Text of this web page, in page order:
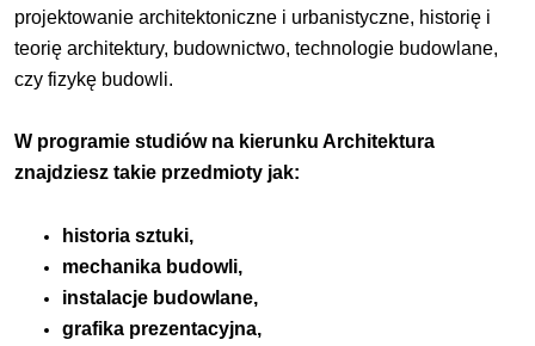
projektowanie architektoniczne i urbanistyczne, historię i
teorię architektury, budownictwo, technologie budowlane,
czy fizykę budowli.
W programie studiów na kierunku Architektura
znajdziesz takie przedmioty jak:
historia sztuki,
mechanika budowli,
instalacje budowlane,
grafika prezentacyjna,